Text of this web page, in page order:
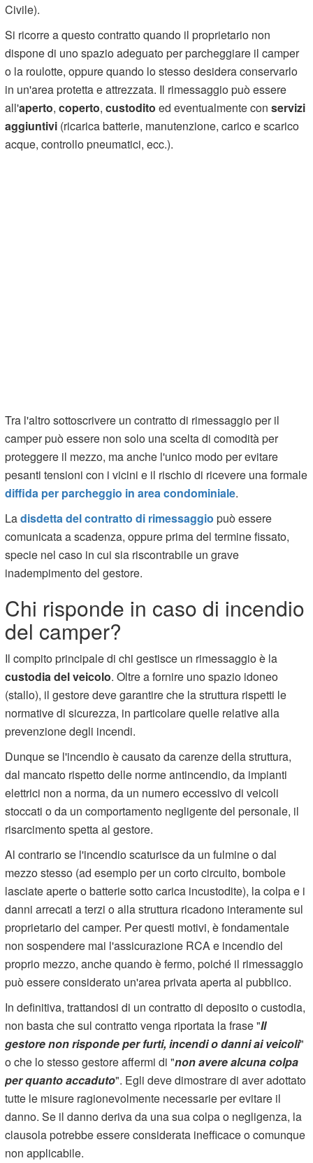
Civile).
Si ricorre a questo contratto quando il proprietario non
dispone di uno spazio adeguato per parcheggiare il camper
o la roulotte, oppure quando lo stesso desidera conservarlo
in un'area protetta e attrezzata. Il rimessaggio può essere
all'aperto,coperto,custoditoed eventualmente conservizi
aggiuntivi (ricarica batterie, manutenzione, carico e scarico
acque, controllo pneumatici, ecc.).
Tra l'altro sottoscrivere un contratto di rimessaggio per il
camper può essere non solo una scelta di comodità per
proteggere il mezzo, ma anche l'unico modo per evitare
pesanti tensioni con i vicini e il rischio di ricevere una formale
diffida per parcheggio in area condominiale.
Ladisdetta del contratto di rimessaggio può essere
comunicata a scadenza, oppure prima del termine fissato,
specie nel caso in cui sia riscontrabile un grave
inadempimento del gestore.
Chi risponde in caso di incendio
del camper?
Il compito principale di chi gestisce un rimessaggio è la
custodia del veicolo. Oltre a fornire uno spazio idoneo
(stallo), il gestore deve garantire che la struttura rispetti le
normative di sicurezza, in particolare quelle relative alla
prevenzione degli incendi.
Dunque se l'incendio è causato da carenze della struttura,
dal mancato rispetto delle norme antincendio, da impianti
elettrici non a norma, da un numero eccessivo di veicoli
stoccati o da un comportamento negligente del personale, il
risarcimento spetta al gestore.
Al contrario se l'incendio scaturisce da un fulmine o dal
mezzo stesso (ad esempio per un corto circuito, bombole
lasciate aperte o batterie sotto carica incustodite), la colpa e i
danni arrecati a terzi o alla struttura ricadono interamente sul
proprietario del camper. Per questi motivi, è fondamentale
non sospendere mai l'assicurazione RCA e incendio del
proprio mezzo, anche quando è fermo, poiché il rimessaggio
può essere considerato un'area privata aperta al pubblico.
In definitiva, trattandosi di un contratto di deposito o custodia,
non basta che sul contratto venga riportata la frase "Il
gestore non risponde per furti, incendi o danni ai veicoli"
o che lo stesso gestore affermi di "non avere alcuna colpa
per quanto accaduto". Egli deve dimostrare di aver adottato
tutte le misure ragionevolmente necessarie per evitare il
danno. Se il danno deriva da una sua colpa o negligenza, la
clausola potrebbe essere considerata inefficace o comunque
non applicabile.